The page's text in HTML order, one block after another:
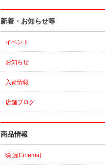
新着・お知らせ等
イベント
お知らせ
入荷情報
店舗ブログ
商品情報
映画[Cinema]